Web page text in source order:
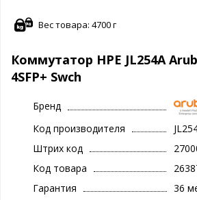
Вес товара: 4700 г
Коммутатор HPE JL254A
4SFP+ Swch
Бренд
Код производителя
Штрих код
Код товара
Гарантия
36